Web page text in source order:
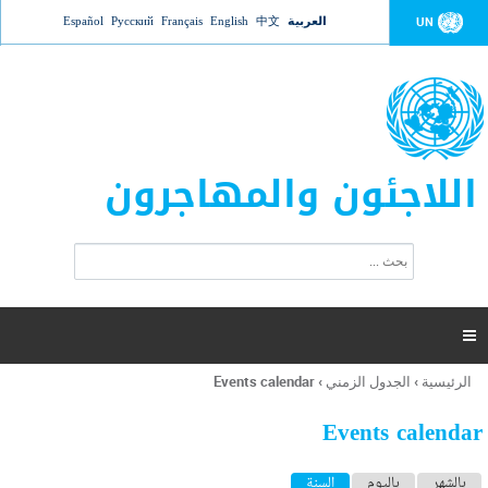
Jump to navigation UN العربية 中文
English
Français
Русский
Español
اللاجئون والمهاجرون
ت
ر
ل
ح
ب

أنت
هنا
الرئيسية › الجدول الزمني ›
Events calendar
Events calendar